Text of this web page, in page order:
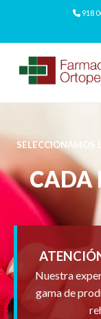
918
SELECCIONAMOS
CADA
Nuestra
gama de